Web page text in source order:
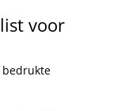
voor
bedrukte